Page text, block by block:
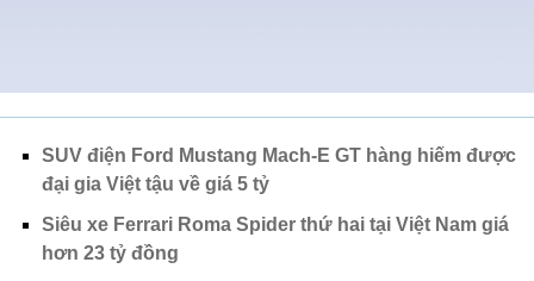
SUV điện Ford Mustang Mach-E GT hàng hiếm được
đại gia Việt tậu về giá 5 tỷ
Siêu xe Ferrari Roma Spider thứ hai tại Việt Nam giá
hơn 23 tỷ đồng